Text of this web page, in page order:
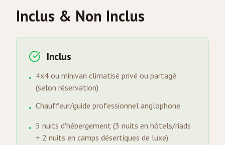
Inclus & Non Inclus
Inclus
• 4x4 ou minivan climatisé privé ou partagé
(selon réservation)
• Chauffeur/guide professionnel anglophone
• 5 nuits d'hébergement (3 nuits en hôtels/riads
+ 2 nuits en camps désertiques de luxe)